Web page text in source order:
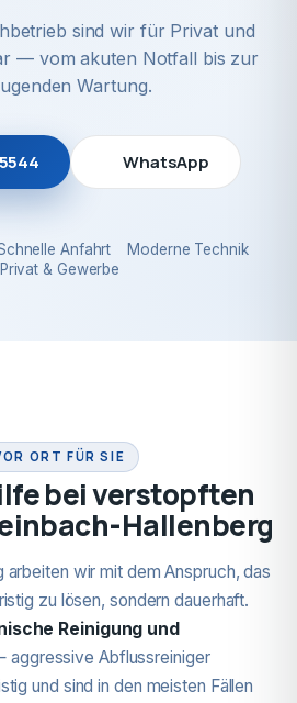
sind wir für Privat und
— vom akuten Notfall bis zur
Wartung.
WhatsApp
Anfahrt
Moderne Technik
Privat & Gewerbe
ORT FÜR SIE
bei verstopften
Hallenberg
arbeiten wir mit dem Anspruch, das
zu lösen, sondern dauerhaft.
Reinigung und
aggressive Abflussreiniger
und sind in den meisten Fällen